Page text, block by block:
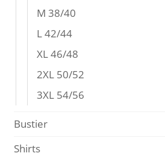
M 38/40
L 42/44
XL 46/48
2XL 50/52
3XL 54/56
Bustier
Shirts